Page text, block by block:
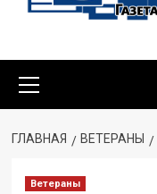
ГЛАВНАЯ ВЕТЕРАНЫ
Ветераны